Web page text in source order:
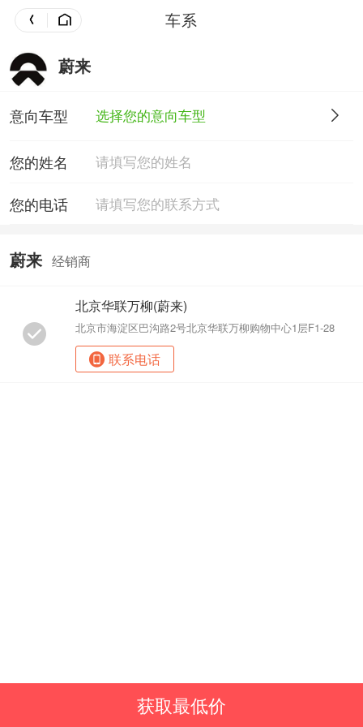
车系
蔚来
意向车型 选择您的意向车型
您的姓名
您的电话
蔚来 经销商
北京华联万柳(蔚来)
北京市海淀区巴沟路2号北京华联万柳购物中心1层F1-28
联系电话
获取最低价